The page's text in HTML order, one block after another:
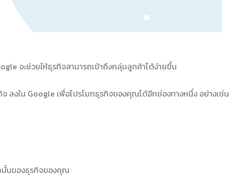
จะช่วยให้ธุรกิจสามารถเข้าถึงกลุ่มลูกค้าได้ง่ายขึ้น
ลงใน Google เพื่อโปรโมทธุรกิจของคุณได้อีกช่องทางหนึ่ง อย่างเช่น
นั้นของธุรกิจของคุณ